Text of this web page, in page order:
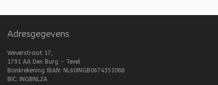
Adresgegevens
Weverstraat 17,
1791 AA Den Burg - Texel
Bankrekening IBAN: NL60INGB0674351088
BIC: INGBNL2A